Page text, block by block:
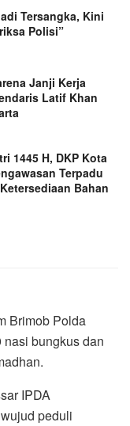
Tersangka, Kini
Polisi”
Janji Kerja
Latif Khan
1445 H, DKP Kota
Terpadu
Bahan
Brimob Polda
bungkus dan
IPDA
peduli